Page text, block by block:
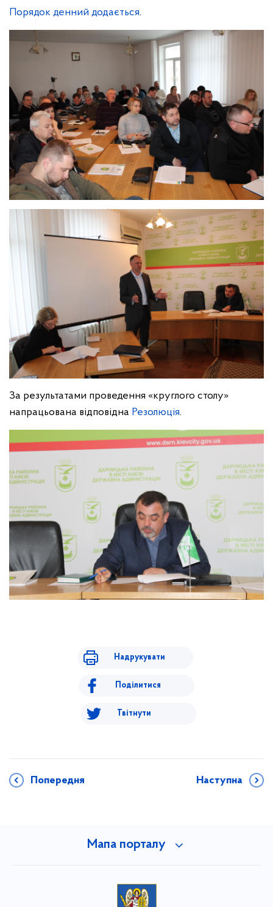
Порядок денний додається.
За результатами проведення «круглого столу»
напрацьована відповідна Резолюція.
Надрукувати
Поділитися
Твітнути
Попередня Наступна
Мапа порталу